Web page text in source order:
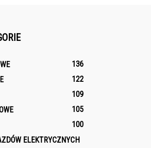
136
122
109
105
100
ELEKTRYCZNYCH